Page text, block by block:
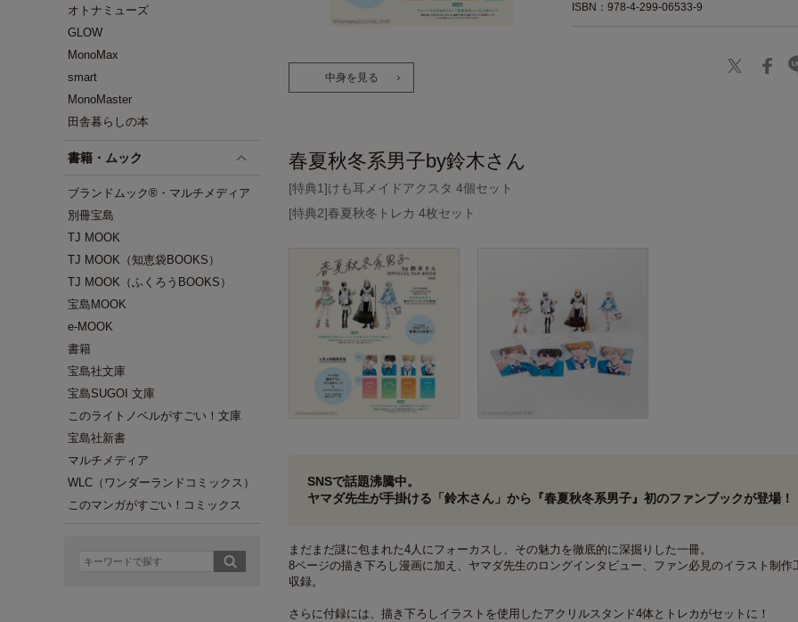
オトナミューズ
GLOW
MonoMax
smart
MonoMaster
田舎暮らしの本
書籍・ムック
ブランドムック®・マルチメディア
別冊宝島
TJ MOOK
TJ MOOK（知恵袋BOOKS）
TJ MOOK（ふくろうBOOKS）
宝島MOOK
e-MOOK
書籍
宝島社文庫
宝島SUGOI 文庫
このライトノベルがすごい！文庫
宝島社新書
マルチメディア
WLC（ワンダーランドコミックス）
このマンガがすごい！コミックス
中身を見る
ISBN：978-4-299-06533-9
春夏秋冬系男子by鈴木さん
[特典1]けも耳メイドアクスタ 4個セット
[特典2]春夏秋冬トレカ 4枚セット
SNSで話題沸騰中。
ヤマダ先生が手掛ける「鈴木さん」から『春夏秋冬系男子』初のファンブックが登場！
まだまだ謎に包まれた4人にフォーカスし、その魅力を徹底的に深掘りした一冊。
8ページの描き下ろし漫画に加え、ヤマダ先生のロングインタビュー、ファン必見のイラスト制作
収録。
さらに付録には、描き下ろしイラストを使用したアクリルスタンド4体とトレカがセットに！